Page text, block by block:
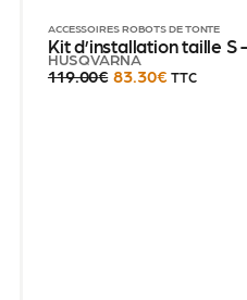
ACCESSOIRES ROBOTS DE TONTE
Kit d’installation taille S
HUSQVARNA
119.00€ 83.30€ TTC